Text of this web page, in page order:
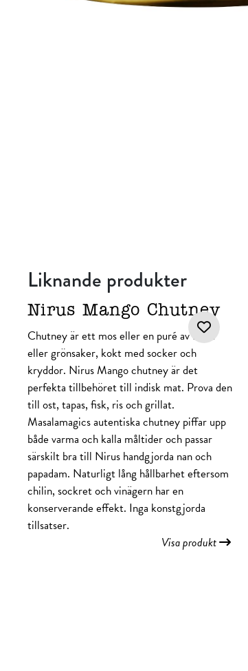
Liknande produkter
Nirus Mango Chutney
Chutney är ett mos eller en puré av frukt
eller grönsaker, kokt med socker och
kryddor. Nirus Mango chutney är det
perfekta tillbehöret till indisk mat. Prova den
till ost, tapas, fisk, ris och grillat.
Masalamagics autentiska chutney piffar upp
både varma och kalla måltider och passar
särskilt bra till Nirus handgjorda nan och
papadam. Naturligt lång hållbarhet eftersom
chilin, sockret och vinägern har en
konserverande effekt. Inga konstgjorda
tillsatser.
Visa produkt